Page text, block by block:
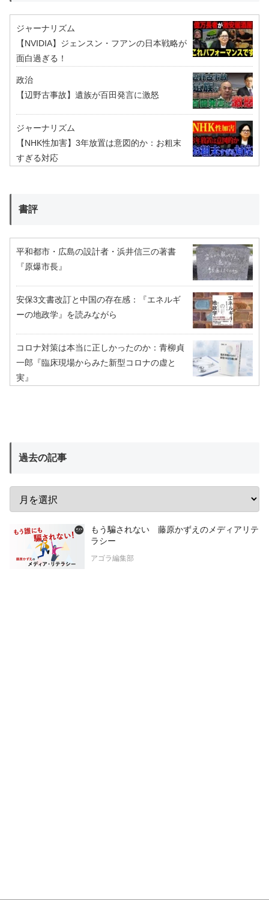
ジャーナリズム
【NVIDIA】ジェンスン・フアンの日本戦略が
面白過ぎる！
政治
【辺野古事故】遺族が百田発言に激怒
ジャーナリズム
【NHK性加害】3年放置は意図的か：お粗末
すぎる対応
書評
平和都市・広島の設計者・浜井信三の著書
『原爆市長』
安保3文書改訂と中国の存在感：『エネルギ
ーの地政学』を読みながら
コロナ対策は本当に正しかったのか：青柳貞
一郎『臨床現場からみた新型コロナの虚と
実』
過去の記事
もう騙されない 藤原かずえのメディアリテ
ラシー
アゴラ編集部